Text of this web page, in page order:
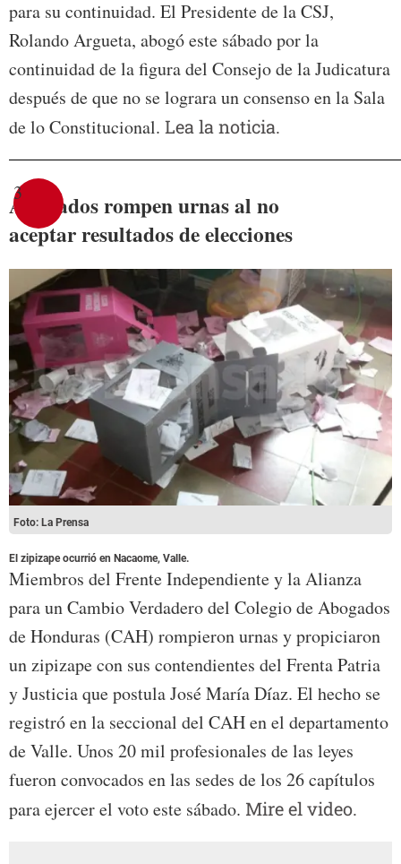
para su continuidad. El Presidente de la CSJ,
Rolando Argueta, abogó este sábado por la
continuidad de la figura del Consejo de la Judicatura
después de que no se lograra un consenso en la Sala
de lo Constitucional. Lea la noticia.
3
Abogados rompen urnas al no
aceptar resultados de elecciones
Foto: La Prensa
El zipizape ocurrió en Nacaome, Valle.
Miembros del Frente Independiente y la Alianza
para un Cambio Verdadero del Colegio de Abogados
de Honduras (CAH) rompieron urnas y propiciaron
un zipizape con sus contendientes del Frenta Patria
y Justicia que postula José María Díaz. El hecho se
registró en la seccional del CAH en el departamento
de Valle. Unos 20 mil profesionales de las leyes
fueron convocados en las sedes de los 26 capítulos
para ejercer el voto este sábado. Mire el video.